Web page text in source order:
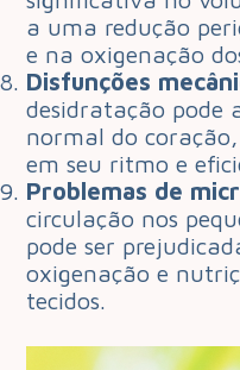
a uma redução
e na oxigenação
Disfunções
desidratação pode
normal do
em seu ritmo e
Problemas de
circulação nos
pode ser
oxigenação e
tecidos.